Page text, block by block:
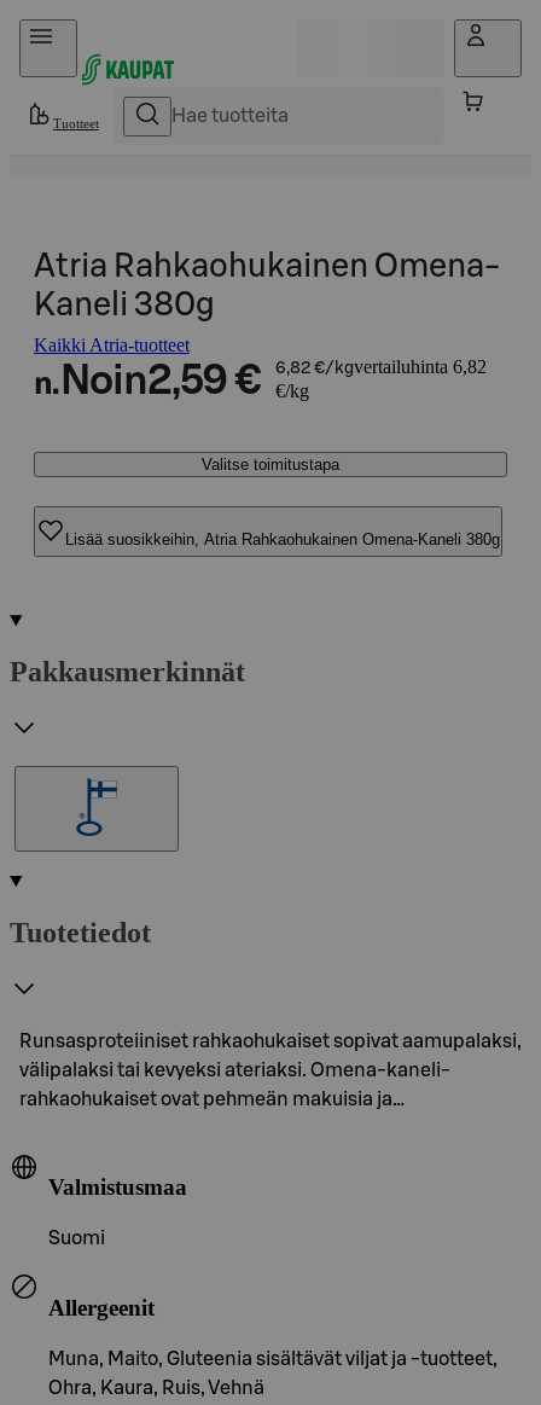
Hyppää sisältöön
Tuotteet
Atria Rahkaohukainen Omena-
Kaneli 380g
Kaikki Atria-tuotteet
n. Noin2,59 € 6,82 €/kgvertailuhinta 6,82
€/kg
Valitse toimitustapa
Lisää suosikkeihin, Atria Rahkaohukainen Omena-Kaneli 380g
Pakkausmerkinnät
Tuotetiedot
Runsasproteiiniset rahkaohukaiset sopivat aamupalaksi,
välipalaksi tai kevyeksi ateriaksi. Omena-kaneli-
rahkaohukaiset ovat pehmeän makuisia ja…
Valmistusmaa
Suomi
Allergeenit
Muna, Maito, Gluteenia sisältävät viljat ja -tuotteet,
Ohra, Kaura, Ruis, Vehnä